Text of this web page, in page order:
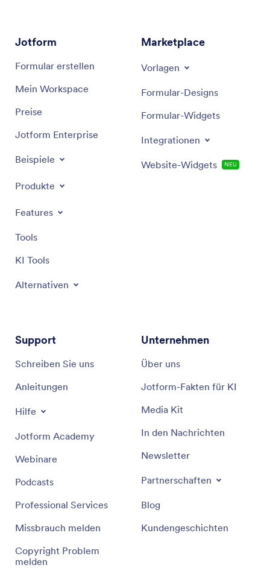
Jotform
Formular erstellen
Mein Workspace
Preise
Jotform Enterprise
Beispiele
Produkte
Features
Tools
KI Tools
Alternativen
Marketplace
Vorlagen
Formular-Designs
Formular-Widgets
Integrationen
Website-Widgets NEU
Support
Schreiben Sie uns
Anleitungen
Hilfe
Jotform Academy
Webinare
Podcasts
Professional Services
Missbrauch melden
Copyright Problem
melden
Unternehmen
Über uns
Jotform-Fakten für KI
Media Kit
In den Nachrichten
Newsletter
Partnerschaften
Blog
Kundengeschichten